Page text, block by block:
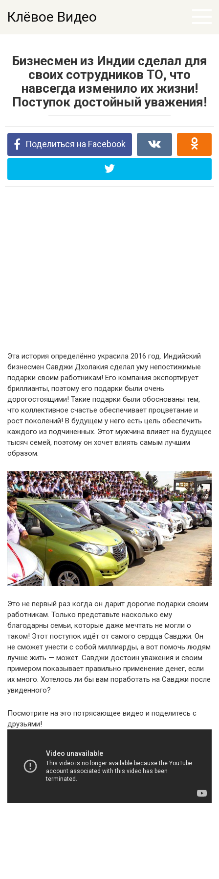
Клёвое Видео
Бизнесмен из Индии сделал для
своих сотрудников ТО, что
навсегда изменило их жизни!
Поступок достойный уважения!
Поделиться на Facebook
Эта история определённо украсила 2016 год. Индийский
бизнесмен Савджи Дхолакия сделал уму непостижимые
подарки своим работникам! Его компания экспортирует
бриллианты, поэтому его подарки были очень
дорогостоящими! Такие подарки были обоснованы тем,
что коллективное счастье обеспечивает процветание и
рост поколений! В будущем у него есть цель обеспечить
каждого из подчиненных. Этот мужчина влияет на будущее
тысяч семей, поэтому он хочет влиять самым лучшим
образом.
Это не первый раз когда он дарит дорогие подарки своим
работникам. Только представьте насколько ему
благодарны семьи, которые даже мечтать не могли о
таком! Этот поступок идёт от самого сердца Савджи. Он
не сможет унести с собой миллиарды, а вот помочь людям
лучше жить — может. Савджи достоин уважения и своим
примером показывает правильно применение денег, если
их много. Хотелось ли бы вам поработать на Савджи после
увиденного?
Посмотрите на это потрясающее видео и поделитесь с
друзьями!